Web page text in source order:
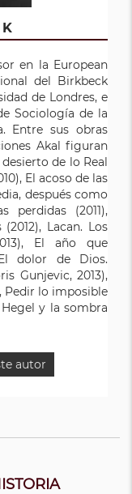
en la European
del Birkbeck
de Londres, e
Sociología de la
Entre sus obras
Akal figuran
de lo Real
El acoso de las
después como
perdidas (2011),
Lacan. Los
El año que
dolor de Dios.
Gunjevic, 2013),
Pedir lo imposible
y la sombra
autor